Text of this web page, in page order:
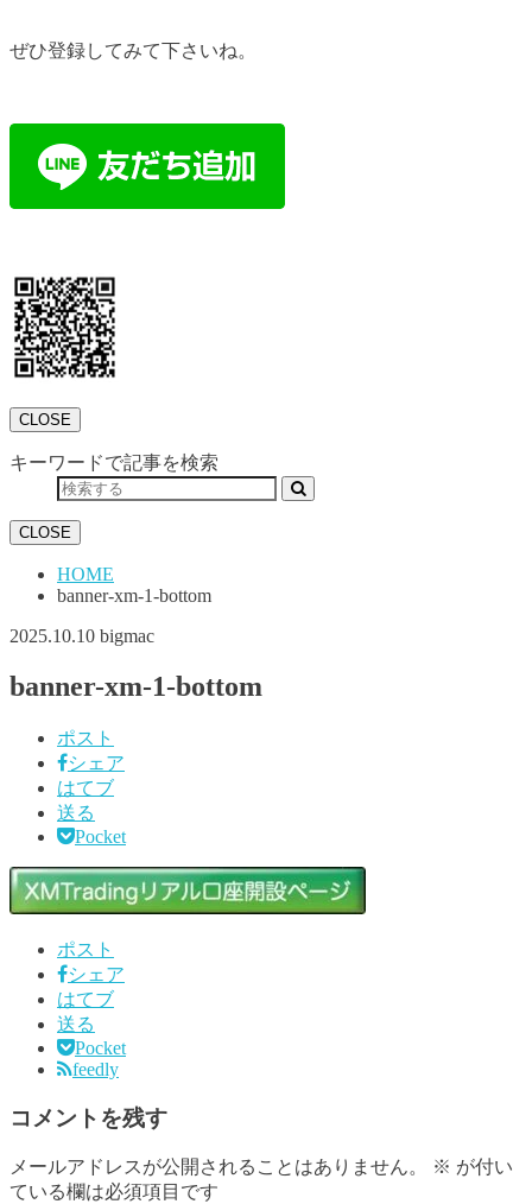
ぜひ登録してみて下さいね。
CLOSE
キーワードで記事を検索
CLOSE
HOME
banner-xm-1-bottom
2025.10.10 bigmac
banner-xm-1-bottom
ポスト
シェア
はてブ
送る
Pocket
ポスト
シェア
はてブ
送る
Pocket
feedly
コメントを残す
メールアドレスが公開されることはありません。 ※ が付い
ている欄は必須項目です